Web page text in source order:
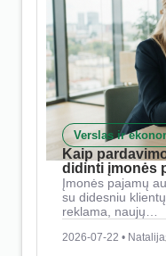
Verslas ir
Kaip
didinti įmonės
Įmonės pajamų
su didesniu
reklama, naujų…
2026-07-22 • Natalija